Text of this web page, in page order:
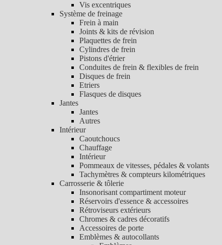
Vis excentriques
Système de freinage
Frein à main
Joints & kits de révision
Plaquettes de frein
Cylindres de frein
Pistons d'étrier
Conduites de frein & flexibles de frein
Disques de frein
Etriers
Flasques de disques
Jantes
Jantes
Autres
Intérieur
Caoutchoucs
Chauffage
Intérieur
Pommeaux de vitesses, pédales & volants
Tachymètres & compteurs kilométriques
Carrosserie & tôlerie
Insonorisant compartiment moteur
Réservoirs d'essence & accessoires
Rétroviseurs extérieurs
Chromes & cadres décoratifs
Accessoires de porte
Emblèmes & autocollants